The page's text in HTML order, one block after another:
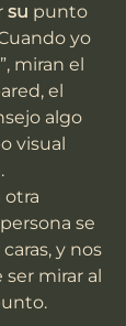
su punto
yo
miran el
el
algo
visual
otra
se
y nos
ser mirar al